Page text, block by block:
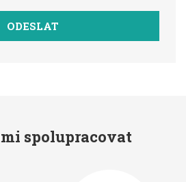
spolupracovat